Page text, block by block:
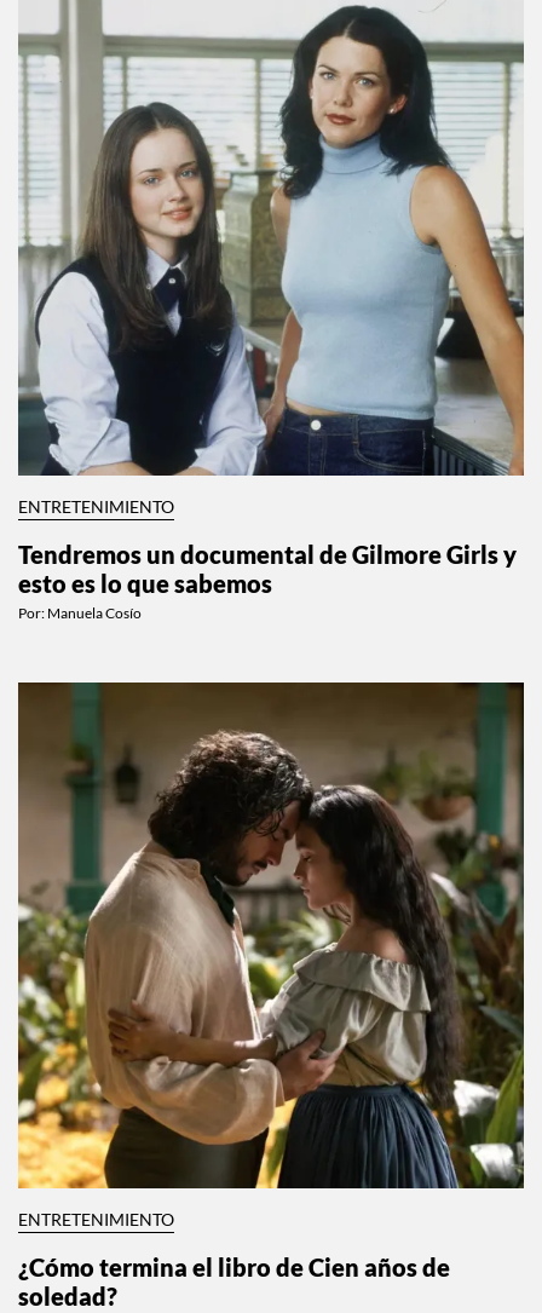
ENTRETENIMIENTO
Tendremos un documental de Gilmore Girls y
esto es lo que sabemos
Por: Manuela Cosío
ENTRETENIMIENTO
¿Cómo termina el libro de Cien años de
soledad?